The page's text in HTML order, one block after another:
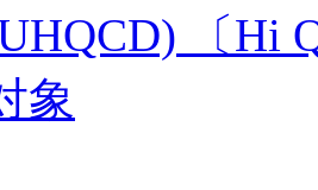
〔Hi
象